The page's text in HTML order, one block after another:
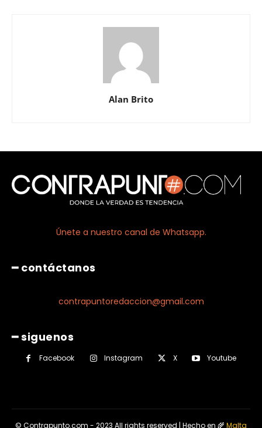
Alan Brito
Únete a nuestro canal de Whatsapp.
━ contáctanos
contrapuntoredaccion@gmail.com
━ siguenos
Facebook Instagram X Youtube
© Contrapunto.com - 2023 All rights reserved | Hecho en 🌾Malta